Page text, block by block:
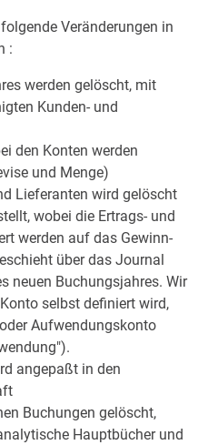
Veränderungen in
:
werden gelöscht, mit
Kunden- und
den Konten werden
und Menge)
Lieferanten wird gelöscht
wobei die Ertrags- und
werden auf das Gewinn-
über das Journal
neuen Buchungsjahres. Wir
selbst definiert wird,
Aufwendungskonto
angepaßt in den
Buchungen gelöscht,
Hauptbücher und